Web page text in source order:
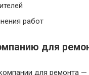
работ
для
для ремонта —